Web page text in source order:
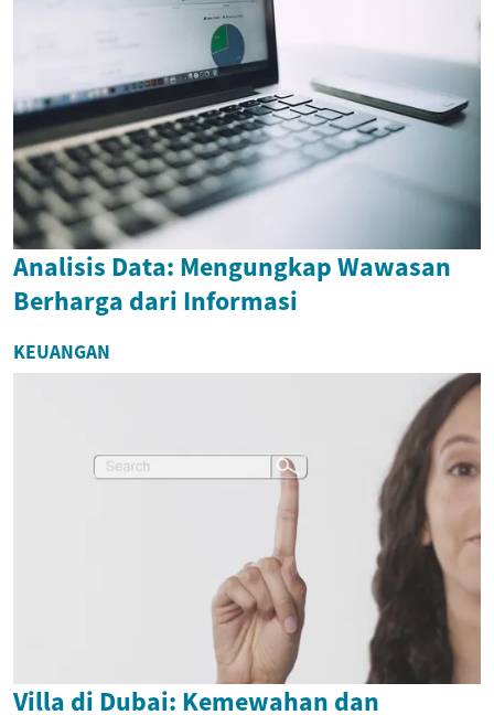
Analisis Data: Mengungkap Wawasan
Berharga dari Informasi
KEUANGAN
Villa di Dubai: Kemewahan dan